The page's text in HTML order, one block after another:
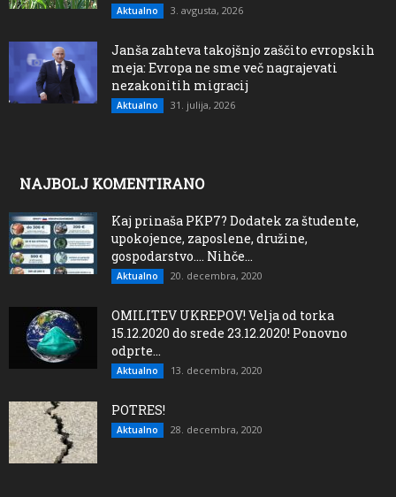
Aktualno 3. avgusta, 2026
Janša zahteva takojšnjo zaščito evropskih
meja: Evropa ne sme več nagrajevati
nezakonitih migracij
Aktualno 31. julija, 2026
NAJBOLJ KOMENTIRANO
Kaj prinaša PKP7? Dodatek za študente,
upokojence, zaposlene, družine,
gospodarstvo…. Nihče...
Aktualno 20. decembra, 2020
OMILITEV UKREPOV! Velja od torka
15.12.2020 do srede 23.12.2020! Ponovno
odprte...
Aktualno 13. decembra, 2020
POTRES!
Aktualno 28. decembra, 2020